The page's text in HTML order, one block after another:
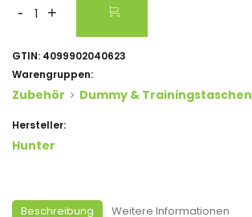
- +
GTIN: 4099902040623
Warengruppen:
Zubehör Dummy & Trainingstaschen
Hersteller:
Hunter
Beschreibung Weitere Informationen